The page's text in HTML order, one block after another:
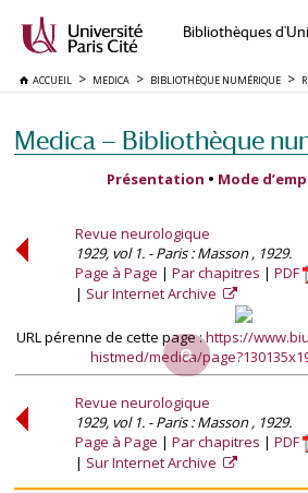
Bibliothèques
ACCUEIL MEDICA BIBLIOTHÈQUE NUMÉRIQUE
Medica — Bibliothèque
Présentation • Mode
Revue neurologique
1929, vol 1. - Paris : Masson , 1929.
Page à Page
Par chapitres
PDF
Sur Internet Archive
URL pérenne de cette page :https://
histmed/medica/
Revue neurologique
1929, vol 1. - Paris : Masson , 1929.
Page à Page
Par chapitres
PDF
Sur Internet Archive